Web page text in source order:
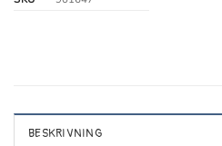
BESKRIVNING